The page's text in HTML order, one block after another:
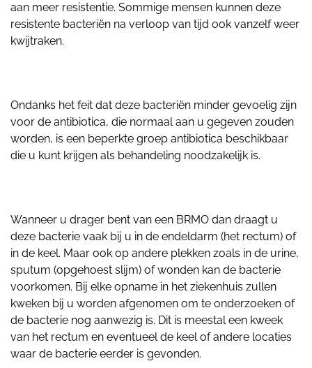
aan meer resistentie. Sommige mensen kunnen deze
resistente bacteriën na verloop van tijd ook vanzelf weer
kwijtraken.
Ondanks het feit dat deze bacteriën minder gevoelig zijn
voor de antibiotica, die normaal aan u gegeven zouden
worden, is een beperkte groep antibiotica beschikbaar
die u kunt krijgen als behandeling noodzakelijk is.
Wanneer u drager bent van een BRMO dan draagt u
deze bacterie vaak bij u in de endeldarm (het rectum) of
in de keel. Maar ook op andere plekken zoals in de urine,
sputum (opgehoest slijm) of wonden kan de bacterie
voorkomen. Bij elke opname in het ziekenhuis zullen
kweken bij u worden afgenomen om te onderzoeken of
de bacterie nog aanwezig is. Dit is meestal een kweek
van het rectum en eventueel de keel of andere locaties
waar de bacterie eerder is gevonden.